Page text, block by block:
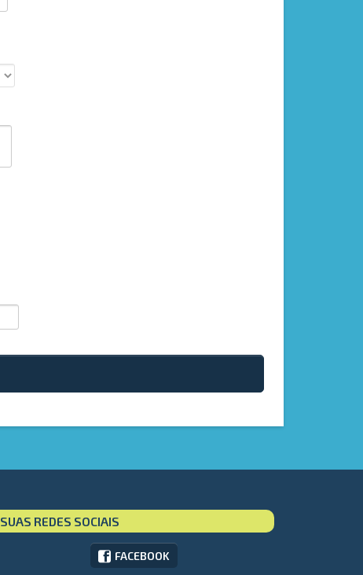
SUAS REDES SOCIAIS
FACEBOOK